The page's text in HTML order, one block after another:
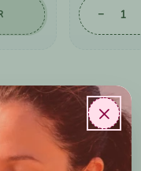
×
－